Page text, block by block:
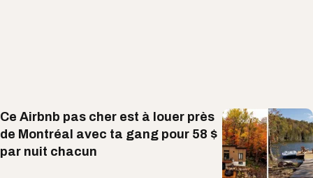
Ce Airbnb pas cher est à louer près
de Montréal avec ta gang pour 58 $
par nuit chacun